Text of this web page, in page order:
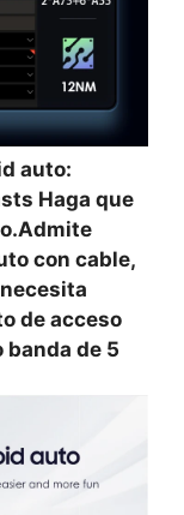
auto:
Haga que
con cable,
de acceso
de 5